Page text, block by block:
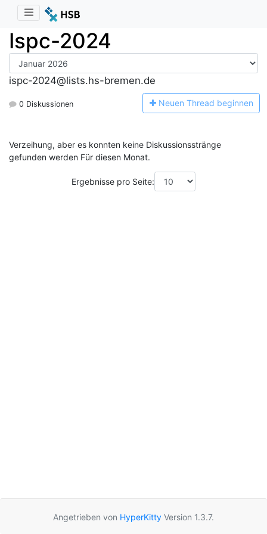
Ispc-2024
ispc-2024@lists.hs-bremen.de
0 Diskussionen Neuen Thread beginnen
Verzeihung, aber es konnten keine Diskussionsstränge
gefunden werden Für diesen Monat.
Ergebnisse pro Seite:
Angetrieben von HyperKitty Version 1.3.7.